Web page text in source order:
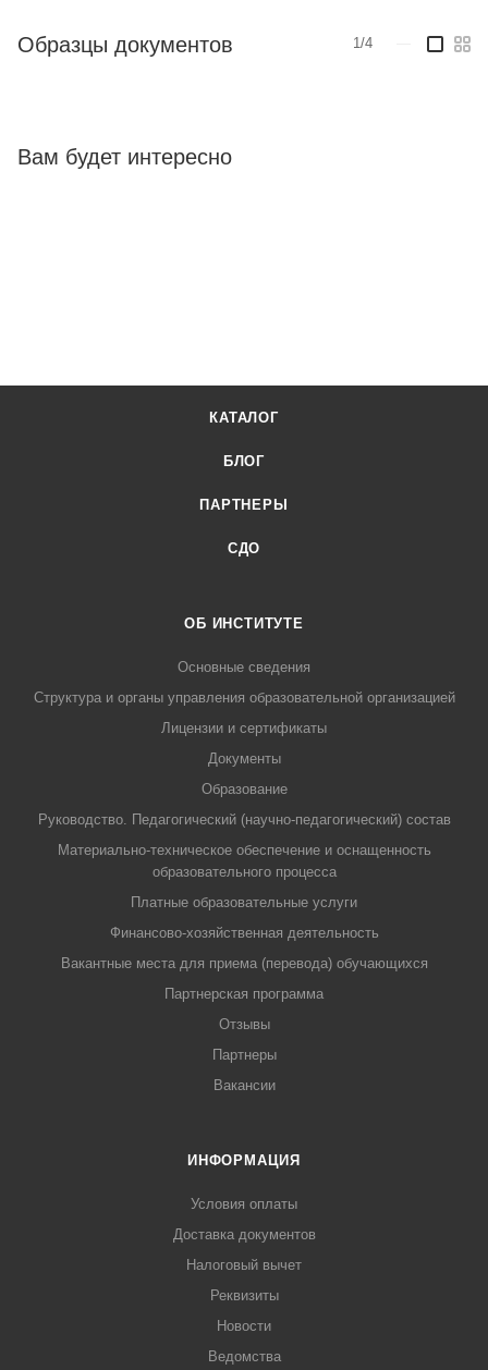
Образцы документов 1/4
Вам будет интересно
КАТАЛОГ
БЛОГ
ПАРТНЕРЫ
СДО
ОБ ИНСТИТУТЕ
Основные сведения
Структура и органы управления образовательной организацией
Лицензии и сертификаты
Документы
Образование
Руководство. Педагогический (научно-педагогический) состав
Материально-техническое обеспечение и оснащенность
образовательного процесса
Платные образовательные услуги
Финансово-хозяйственная деятельность
Вакантные места для приема (перевода) обучающихся
Партнерская программа
Отзывы
Партнеры
Вакансии
ИНФОРМАЦИЯ
Условия оплаты
Доставка документов
Налоговый вычет
Реквизиты
Новости
Ведомства